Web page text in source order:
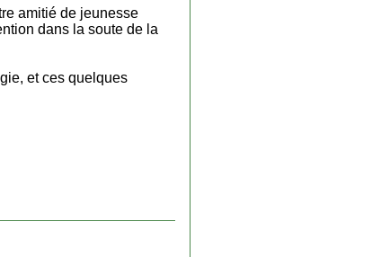
amitié de jeunesse
dans la soute de la
et ces quelques